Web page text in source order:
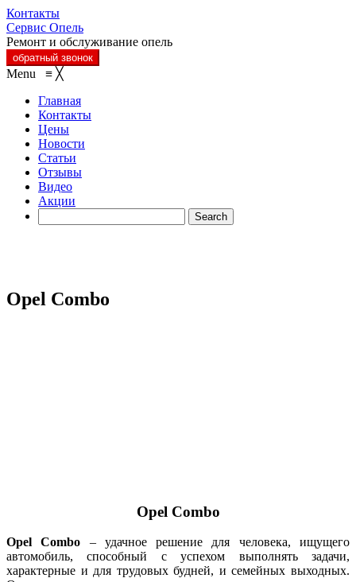
Контакты
Сервис Опель
Ремонт и обслуживание опель
обратный звонок
Menu ≡ ╳
Главная
Контакты
Цены
Новости
Статьи
Отзывы
Видео
Акции
Opel Combo
Opel Combo
Opel Combo – удачное решение для человека, ищущего
автомобиль, способный с успехом выполнять задачи,
характерные и для трудовых будней, и семейных выходных.